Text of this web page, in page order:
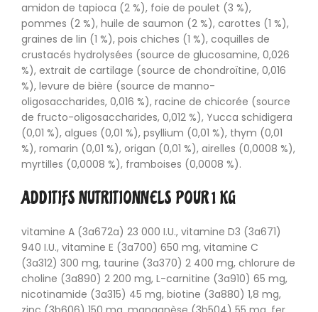
amidon de tapioca (2 %), foie de poulet (3 %),
pommes (2 %), huile de saumon (2 %), carottes (1 %),
graines de lin (1 %), pois chiches (1 %), coquilles de
crustacés hydrolysées (source de glucosamine, 0,026
%), extrait de cartilage (source de chondroïtine, 0,016
%), levure de bière (source de manno-
oligosaccharides, 0,016 %), racine de chicorée (source
de fructo-oligosaccharides, 0,012 %), Yucca schidigera
(0,01 %), algues (0,01 %), psyllium (0,01 %), thym (0,01
%), romarin (0,01 %), origan (0,01 %), airelles (0,0008 %),
myrtilles (0,0008 %), framboises (0,0008 %).
ADDITIFS NUTRITIONNELS POUR 1 KG
vitamine A (3a672a) 23 000 I.U., vitamine D3 (3a671)
940 I.U., vitamine E (3a700) 650 mg, vitamine C
(3a312) 300 mg, taurine (3a370) 2 400 mg, chlorure de
choline (3a890) 2 200 mg, L-carnitine (3a910) 65 mg,
nicotinamide (3a315) 45 mg, biotine (3a880) 1,8 mg,